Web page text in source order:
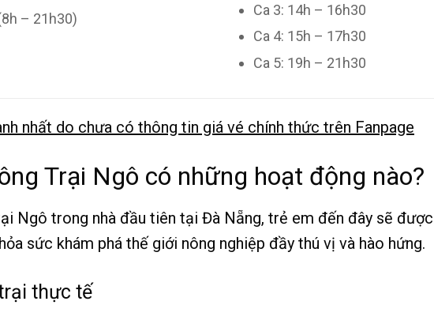
– 21h30)
Ca 3: 14h – 16h30
Ca 4: 15h – 17h30
Ca 5: 19h – 21h30
nhất do chưa có thông tin giá vé chính thức trên Fanpage
Trại Ngô có những hoạt động nào?
Ngô trong nhà đầu tiên tại Đà Nẵng, trẻ em đến đây sẽ được
sức khám phá thế giới nông nghiệp đầy thú vị và hào hứng.
thực tế